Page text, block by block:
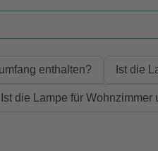
enthalten? Ist die
Ist die Lampe für